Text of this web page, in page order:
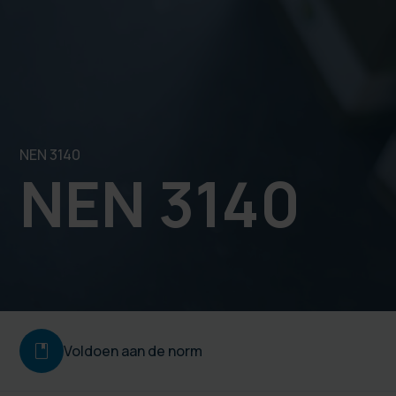
NEN 3140
NEN 3140
book Voldoen aan de norm